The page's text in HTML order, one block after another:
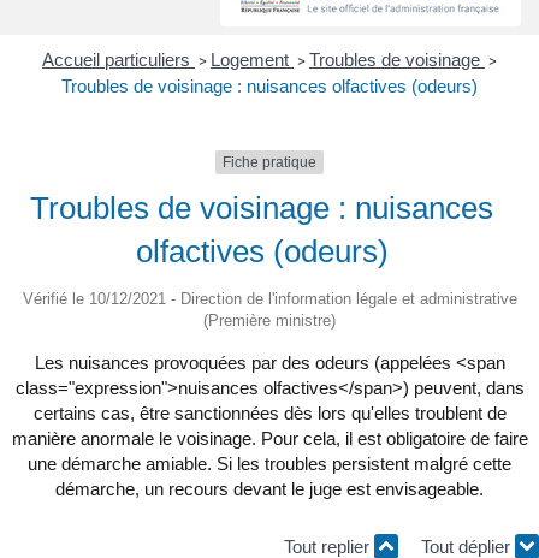
Accueil particuliers > Logement > Troubles de voisinage >
Troubles de voisinage : nuisances olfactives (odeurs)
Fiche pratique
Troubles de voisinage : nuisances
olfactives (odeurs)
Vérifié le 10/12/2021 - Direction de l'information légale et administrative
(Première ministre)
Les nuisances provoquées par des odeurs (appelées <span
class="expression">nuisances olfactives</span>) peuvent, dans
certains cas, être sanctionnées dès lors qu'elles troublent de
manière anormale le voisinage. Pour cela, il est obligatoire de faire
une démarche amiable. Si les troubles persistent malgré cette
démarche, un recours devant le juge est envisageable.
Tout replier Tout déplier